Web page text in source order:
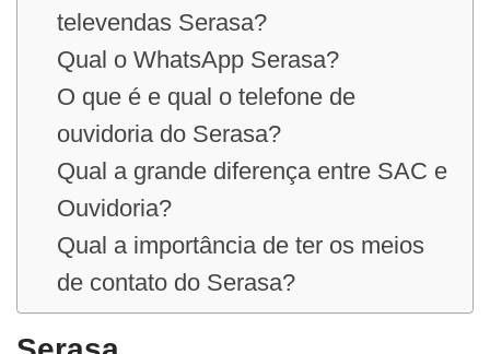
televendas Serasa?
Qual o WhatsApp Serasa?
O que é e qual o telefone de
ouvidoria do Serasa?
Qual a grande diferença entre SAC e
Ouvidoria?
Qual a importância de ter os meios
de contato do Serasa?